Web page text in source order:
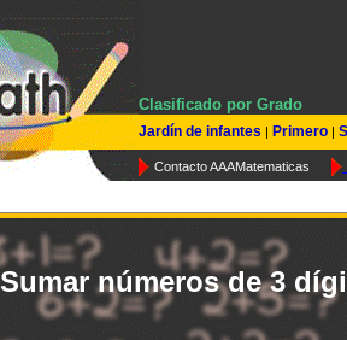
Clasificado por Grado
Jardín de infantes | Primero |
Contacto AAAMatematicas
Sumar números de 3